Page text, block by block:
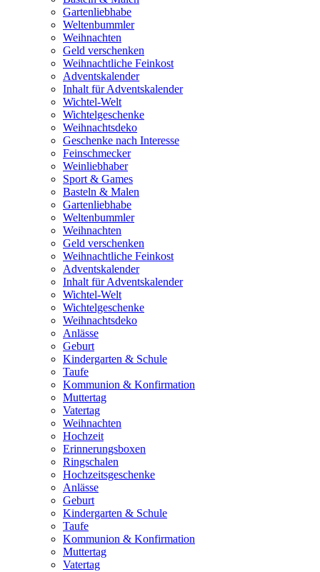
Gartenliebhabe
Weltenbummler
Weihnachten
Geld verschenken
Weihnachtliche Feinkost
Adventskalender
Inhalt für Adventskalender
Wichtel-Welt
Wichtelgeschenke
Weihnachtsdeko
Geschenke nach Interesse
Feinschmecker
Weinliebhaber
Sport & Games
Basteln & Malen
Gartenliebhabe
Weltenbummler
Weihnachten
Geld verschenken
Weihnachtliche Feinkost
Adventskalender
Inhalt für Adventskalender
Wichtel-Welt
Wichtelgeschenke
Weihnachtsdeko
Anlässe
Geburt
Kindergarten & Schule
Taufe
Kommunion & Konfirmation
Muttertag
Vatertag
Weihnachten
Hochzeit
Erinnerungsboxen
Ringschalen
Hochzeitsgeschenke
Anlässe
Geburt
Kindergarten & Schule
Taufe
Kommunion & Konfirmation
Muttertag
Vatertag